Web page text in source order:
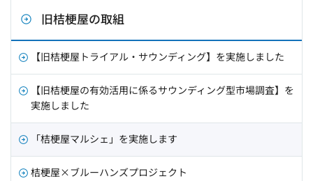
旧桔梗屋の取組
【旧桔梗屋トライアル・サウンディング】を実施しました
【旧桔梗屋の有効活用に係るサウンディング型市場調査】を
実施しました
「桔梗屋マルシェ」を実施します
桔梗屋×ブルーハンズプロジェクト